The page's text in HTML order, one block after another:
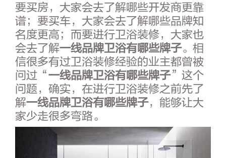
要买房，大家会去了解哪些开发商更靠
谱；要买车，大家会去了解哪些品牌知
名度更高；而要进行卫浴装修，大家也
会去了解一线品牌卫浴有哪些牌子。相
信很多有过卫浴装修经验的业主都曾被
问过“一线品牌卫浴有哪些牌子”这个
问题，确实，在进行卫浴装修之前先了
解一线品牌卫浴有哪些牌子，能够让大
家少走很多弯路。